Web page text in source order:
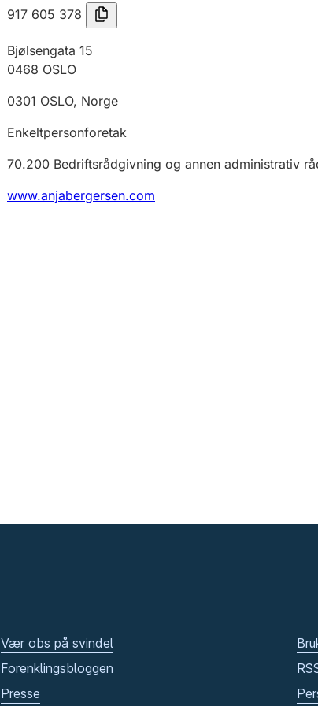
917 605 378
Bjølsengata 15
0468 OSLO
0301 OSLO, Norge
Enkeltpersonforetak
70.200 Bedriftsrådgivning og annen administrativ
www.anjabergersen.com
Vær obs på svindel
Forenklingsbloggen
Presse